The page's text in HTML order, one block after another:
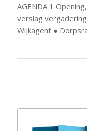
AGENDA 1
verslag
Wijkagent ●